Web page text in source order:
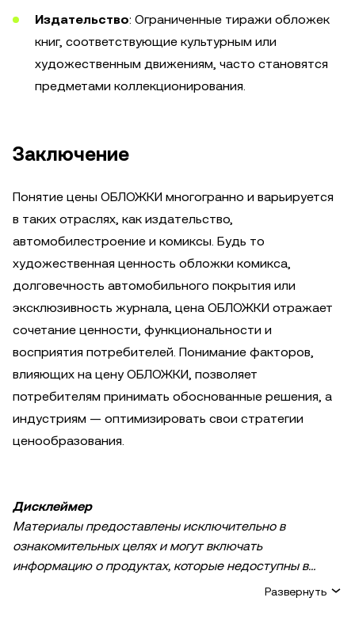
Издательство: Ограниченные тиражи обложек
книг, соответствующие культурным или
художественным движениям, часто становятся
предметами коллекционирования.
Заключение
Понятие цены ОБЛОЖКИ многогранно и варьируется
в таких отраслях, как издательство,
автомобилестроение и комиксы. Будь то
художественная ценность обложки комикса,
долговечность автомобильного покрытия или
эксклюзивность журнала, цена ОБЛОЖКИ отражает
сочетание ценности, функциональности и
восприятия потребителей. Понимание факторов,
влияющих на цену ОБЛОЖКИ, позволяет
потребителям принимать обоснованные решения, а
индустриям — оптимизировать свои стратегии
ценообразования.
Дисклеймер
Материалы предоставлены исключительно в
ознакомительных целях и могут включать
информацию о продуктах, которые недоступны в
вашем регионе. Они не являются инвестиционным
Развернуть